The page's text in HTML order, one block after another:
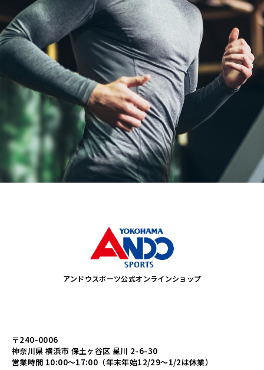
アンドウスポーツ公式オンラインショップ
〒240-0006
神奈川県 横浜市 保土ヶ谷区 星川 2-6-30
営業時間 10:00～17:00（年末年始12/29～1/2は休業）